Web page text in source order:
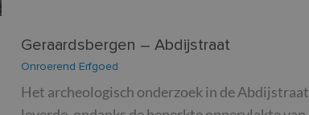
Geraardsbergen – Abdijstraat
Onroerend Erfgoed
Het archeologisch onderzoek in de Abdijstraat